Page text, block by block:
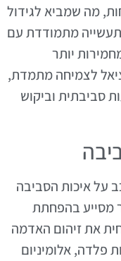
מה שמביא לגידול
מתמודדת עם
יותר
לצמיחה מתמדת,
סביבתית וביקוש
על איכות הסביבה
מסייע בהפחתת
את זיהום האדמה
פלדה, אלומיניום